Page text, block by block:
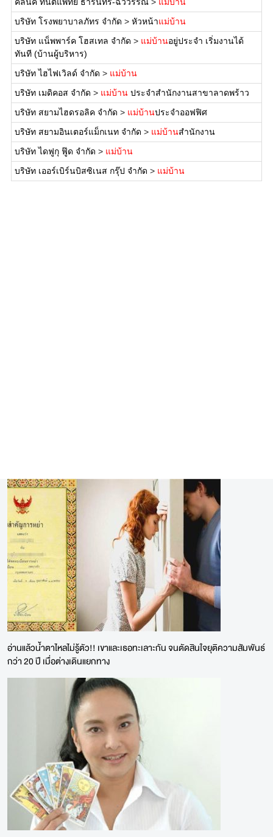
บริษัท โรงพยาบาลภัทร จำกัด > หัวหน้าแม่บ้าน
บริษัท แน็พพาร์ค โฮสเทล จำกัด > แม่บ้านอยู่ประจำ เริ่มงานได้
ทันที (บ้านผู้บริหาร)
บริษัท ไฮไฟเวิลด์ จำกัด > แม่บ้าน
บริษัท เมดิคอส จำกัด > แม่บ้านประจำสำนักงานสาขาลาดพร้าว
บริษัท สยามไฮดรอลิค จำกัด > แม่บ้านประจำออฟฟิศ
บริษัท สยามอินเตอร์แม็กเนท จำกัด > แม่บ้านสำนักงาน
บริษัท ไดฟูกุ ฟู๊ด จำกัด > แม่บ้าน
บริษัท เออร์เบิร์นบิสซิเนส กรุ๊ป จำกัด > แม่บ้าน
อ่านแล้วน้ำตาไหลไม่รู้ตัว!! เขาและเธอทะเลาะกัน จนตัดสินใจยุติความสัมพันธ์
กว่า 20 ปี เมื่อต่างเดินแยกทาง